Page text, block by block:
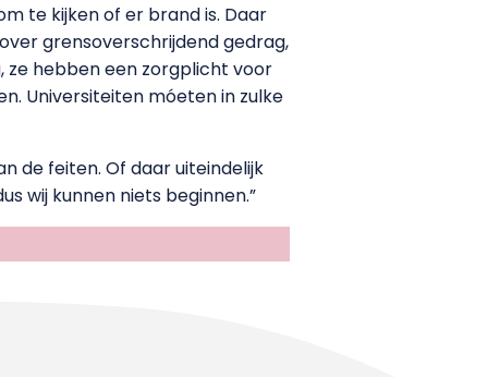
te kijken of er brand is. Daar
grensoverschrijdend gedrag,
ze hebben een zorgplicht voor
Universiteiten móeten in zulke
de feiten. Of daar uiteindelijk
wij kunnen niets beginnen.”